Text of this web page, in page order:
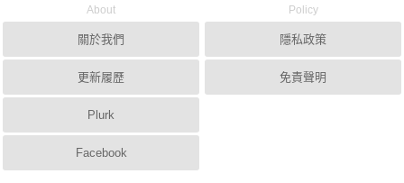
About
關於我們
更新履歷
Plurk
Facebook
Policy
隱私政策
免責聲明